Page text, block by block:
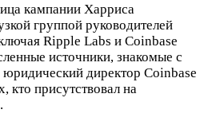
кампании Харриса
группой руководителей
Ripple Labs и Coinbase
источники, знакомые с
директор Coinbase
кто присутствовал на